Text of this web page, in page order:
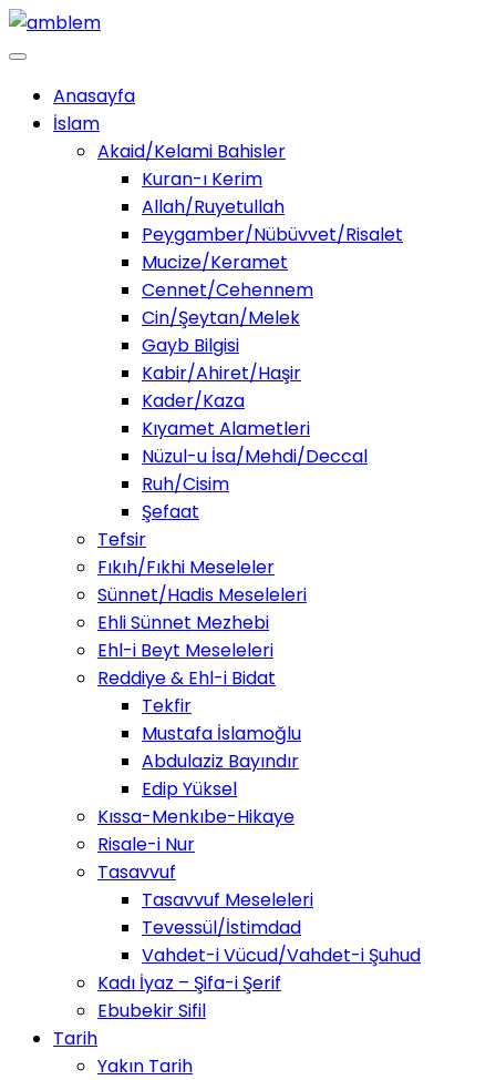
Anasayfa
İslam
Akaid/Kelami Bahisler
Kuran-ı Kerim
Allah/Ruyetullah
Peygamber/Nübüvvet/Risalet
Mucize/Keramet
Cennet/Cehennem
Cin/Şeytan/Melek
Gayb Bilgisi
Kabir/Ahiret/Haşir
Kader/Kaza
Kıyamet Alametleri
Nüzul-u İsa/Mehdi/Deccal
Ruh/Cisim
Şefaat
Tefsir
Fıkıh/Fıkhi Meseleler
Sünnet/Hadis Meseleleri
Ehli Sünnet Mezhebi
Ehl-i Beyt Meseleleri
Reddiye & Ehl-i Bidat
Tekfir
Mustafa İslamoğlu
Abdulaziz Bayındır
Edip Yüksel
Kıssa-Menkıbe-Hikaye
Risale-i Nur
Tasavvuf
Tasavvuf Meseleleri
Tevessül/İstimdad
Vahdet-i Vücud/Vahdet-i Şuhud
Kadı İyaz – Şifa-i Şerif
Ebubekir Sifil
Tarih
Yakın Tarih